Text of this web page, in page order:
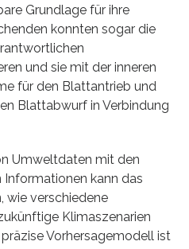
Grundlage für ihre
konnten sogar die
und sie mit der inneren
für den Blattantrieb und
Blattabwurf in Verbindung
Umweltdaten mit den
kann das
wie verschiedene
Klimaszenarien
Vorhersagemodell ist